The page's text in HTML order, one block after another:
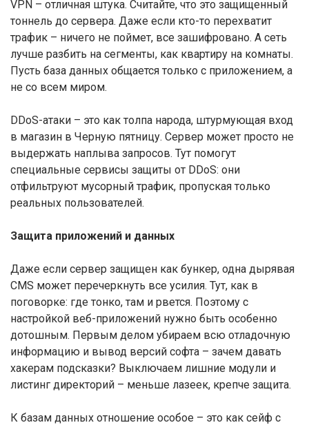
VPN – отличная штука. Считайте, что это защищенный
тоннель до сервера. Даже если кто-то перехватит
трафик – ничего не поймет, все зашифровано. А сеть
лучше разбить на сегменты, как квартиру на комнаты.
Пусть база данных общается только с приложением, а
не со всем миром.
DDoS-атаки – это как толпа народа, штурмующая вход
в магазин в Черную пятницу. Сервер может просто не
выдержать наплыва запросов. Тут помогут
специальные сервисы защиты от DDoS: они
отфильтруют мусорный трафик, пропуская только
реальных пользователей.
Защита приложений и данных
Даже если сервер защищен как бункер, одна дырявая
CMS может перечеркнуть все усилия. Тут, как в
поговорке: где тонко, там и рвется. Поэтому с
настройкой веб-приложений нужно быть особенно
дотошным. Первым делом убираем всю отладочную
информацию и вывод версий софта – зачем давать
хакерам подсказки? Выключаем лишние модули и
листинг директорий – меньше лазеек, крепче защита.
К базам данных отношение особое – это как сейф с